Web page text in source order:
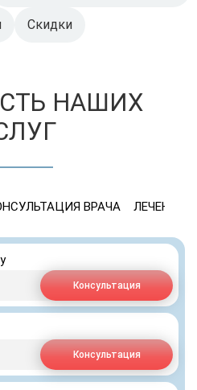
Скидки
НАШИХ
ВРАЧА ЛЕЧЕНИЕ
Консультация
Консультация